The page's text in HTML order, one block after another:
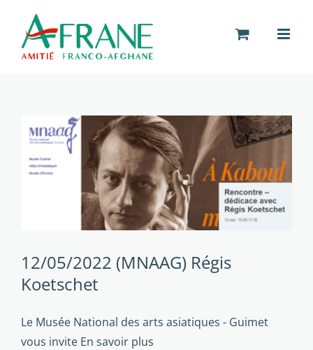
contenu
12/05/2022 (MNAAG) Régis
Koetschet
Le Musée National des arts asiatiques - Guimet
vous invite En savoir plus